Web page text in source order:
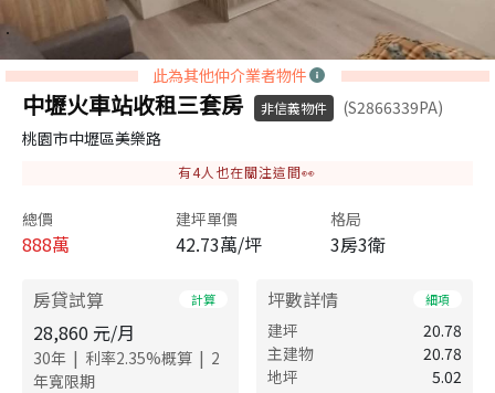
此為其他仲介業者物件
中壢火車站收租三套房 非信義物件
(S2866339PA)
桃園市中壢區美樂路
有4人也在關注這間👀
總價
888萬
建坪單價
42.73萬/坪
格局
3房3衛
房貸試算 計算
28,860 元/月
30年 | 利率2.35%概算 | 2
年寬限期
坪數詳情 細項
建坪
20.78
主建物
20.78
地坪
5.02